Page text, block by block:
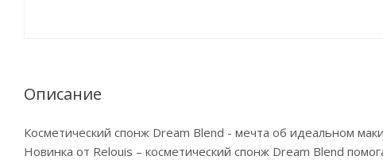
Описание
Косметический спонж Dream Blend - мечта об идеальном
Новинка от Relouis – косметический спонж Dream Blend